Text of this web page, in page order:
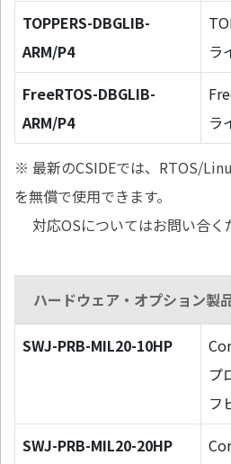
TOPPERS-DBGLIB-
ARM/P4
ラ
FreeRTOS-DBGLIB-
ARM/P4
ラ
※ 最新のCSIDEでは、RTOS/
を無償で使用できます。
対応OSについてはお問い合く
ハードウェア・オプション製
SWJ-PRB-MIL20-10HP
プ
フ
SWJ-PRB-MIL20-20HP